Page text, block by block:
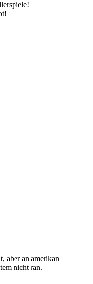
aber an amerikan
nicht ran.